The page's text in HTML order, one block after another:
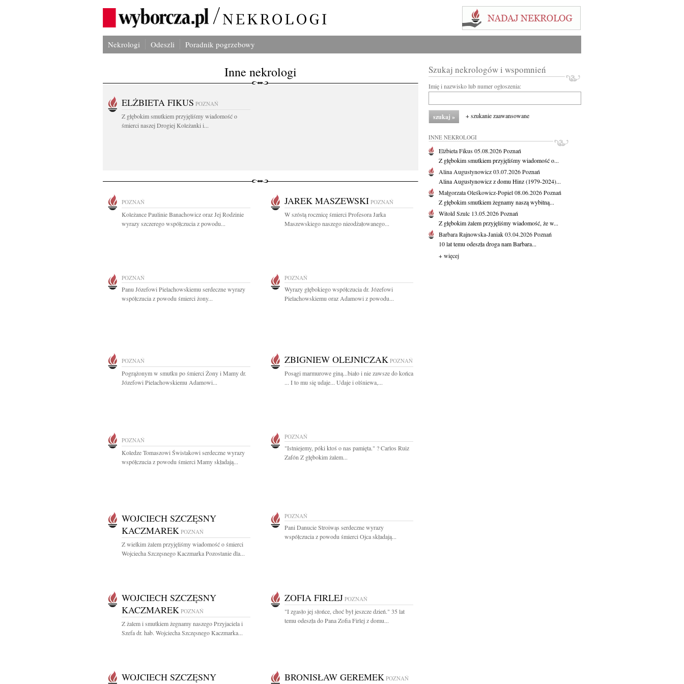
Nekrologi Odeszli Poradnik pogrzebowy
Inne nekrologi
ELŻBIETA FIKUS POZNAŃ
Z głębokim smutkiem przyjęliśmy wiadomość o
śmierci naszej Drogiej Koleżanki i...
POZNAŃ
Koleżance Paulinie Banachowicz oraz Jej Rodzinie
wyrazy szczerego współczucia z powodu...
JAREK MASZEWSKI POZNAŃ
W szóstą rocznicę śmierci Profesora Jarka
Maszewskiego naszego nieodżałowanego...
POZNAŃ
Panu Józefowi Pielachowskiemu serdeczne wyrazy
współczucia z powodu śmierci żony...
POZNAŃ
Wyrazy głębokiego współczucia dr. Józefowi
Pielachowskiemu oraz Adamowi z powodu...
POZNAŃ
Pogrążonym w smutku po śmierci Żony i Mamy dr.
Józefowi Pielachowskiemu Adamowi...
ZBIGNIEW OLEJNICZAK POZNAŃ
Posągi marmurowe giną...biało i nie zawsze do końca
... I to mu się udaje... Udaje i olśniewa,...
POZNAŃ
Koledze Tomaszowi Świstakowi serdeczne wyrazy
współczucia z powodu śmierci Mamy składają...
POZNAŃ
"Istniejemy, póki ktoś o nas pamięta." ? Carlos Ruiz
Zafón Z głębokim żalem...
WOJCIECH SZCZĘSNY
KACZMAREK POZNAŃ
Z wielkim żalem przyjęliśmy wiadomość o śmierci
Wojciecha Szczęsnego Kaczmarka Pozostanie dla...
POZNAŃ
Pani Danucie Stroiwąs serdeczne wyrazy
współczucia z powodu śmierci Ojca składają...
WOJCIECH SZCZĘSNY
KACZMAREK POZNAŃ
Z żalem i smutkiem żegnamy naszego Przyjaciela i
Szefa dr. hab. Wojciecha Szczęsnego Kaczmarka...
ZOFIA FIRLEJ POZNAŃ
"I zgasło jej słońce, choć był jeszcze dzień." 35 lat
temu odeszła do Pana Zofia Firlej z domu...
WOJCIECH SZCZĘSNY
BRONISŁAW GEREMEK POZNAŃ
Szukaj nekrologów i wspomnień
Imię i nazwisko lub numer ogłoszenia:
+ szukanie zaawansowane
INNE NEKROLOGI
Elżbieta Fikus05.08.2026Poznań
Z głębokim smutkiem przyjęliśmy wiadomość o...
Alina Augustynowicz03.07.2026Poznań
Alina Augustynowicz z domu Hinz (1979-2024)...
Małgorzata Oleśkowicz-Popiel08.06.2026Poznań
Z głębokim smutkiem żegnamy naszą wybitną...
Witold Szulc 13.05.2026Poznań
Z głębokim żalem przyjęliśmy wiadomość, że w...
Barbara Rajnowska-Janiak03.04.2026Poznań
10 lat temu odeszła droga nam Barbara...
+ więcej